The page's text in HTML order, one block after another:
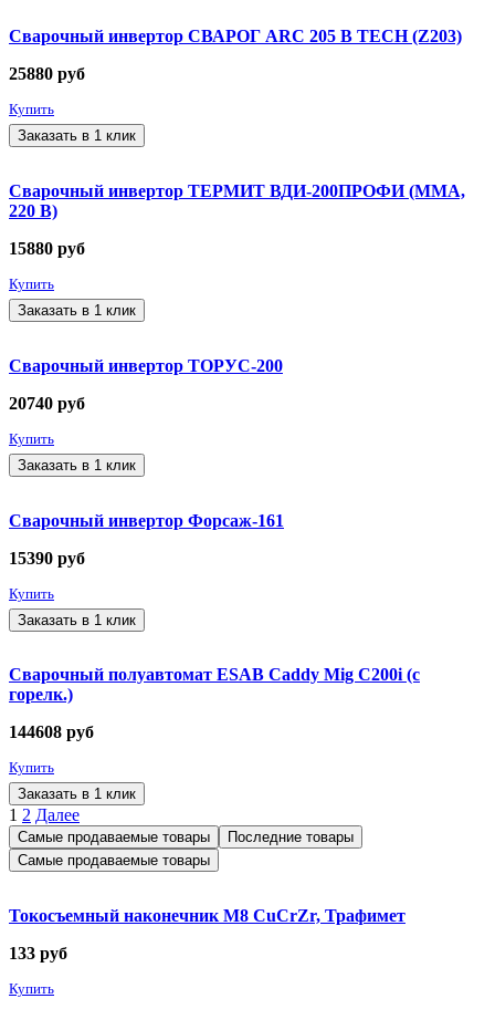
Сварочный инвертор СВАРОГ ARC 205 B TECH (Z203)
25880 руб
Купить
Заказать в 1 клик
Сварочный инвертор ТЕРМИТ ВДИ-200ПРОФИ (ММА,
220 В)
15880 руб
Купить
Заказать в 1 клик
Сварочный инвертор ТОРУС-200
20740 руб
Купить
Заказать в 1 клик
Сварочный инвертор Форсаж-161
15390 руб
Купить
Заказать в 1 клик
Сварочный полуавтомат ESAB Caddy Mig C200i (с
горелк.)
144608 руб
Купить
Заказать в 1 клик
1 2 Далее
Самые продаваемые товары
Последние товары
Самые продаваемые товары
Токосъемный наконечник М8 CuCrZr, Трафимет
133 руб
Купить